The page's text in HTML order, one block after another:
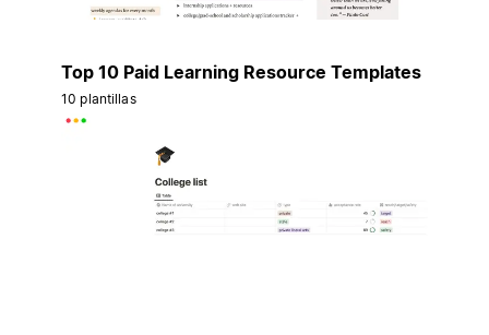
Top 10 Paid Learning Resource Templates
10 plantillas